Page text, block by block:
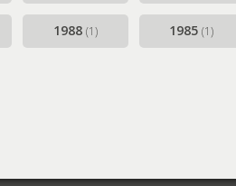
1988(1) 1985(1)